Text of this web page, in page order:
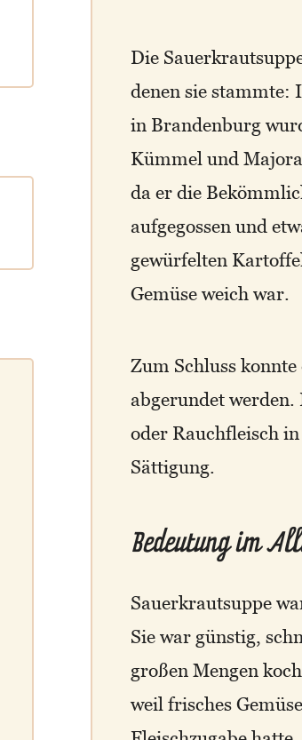
Die
denen sie stammte:
in Brandenburg
Kümmel und
da er die
aufgegossen und
gewürfelten
Gemüse weich war.
Zum Schluss
abgerundet
oder Rauchfleisch
Sättigung.
Bedeutung im
Sauerkrautsuppe
Sie war günstig,
großen Mengen
weil frisches